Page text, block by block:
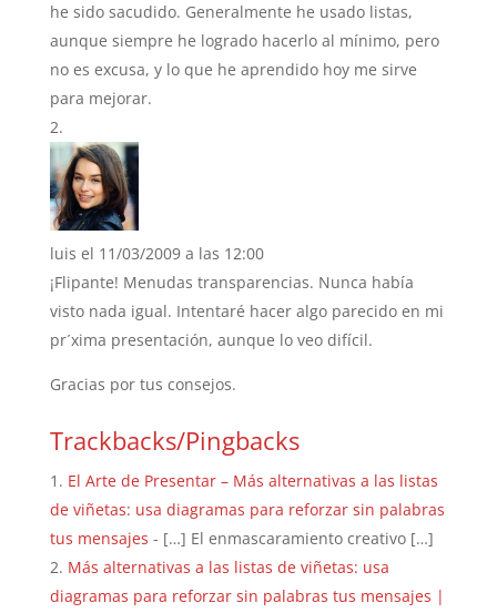
he sido sacudido. Generalmente he usado listas,
aunque siempre he logrado hacerlo al mínimo, pero
no es excusa, y lo que he aprendido hoy me sirve
para mejorar.
luis el 11/03/2009 a las 12:00
¡Flipante! Menudas transparencias. Nunca había
visto nada igual. Intentaré hacer algo parecido en mi
pr´xima presentación, aunque lo veo difícil.
Gracias por tus consejos.
Trackbacks/Pingbacks
El Arte de Presentar – Más alternativas a las listas
de viñetas: usa diagramas para reforzar sin palabras
tus mensajes - […] El enmascaramiento creativo […]
Más alternativas a las listas de viñetas: usa
diagramas para reforzar sin palabras tus mensajes |